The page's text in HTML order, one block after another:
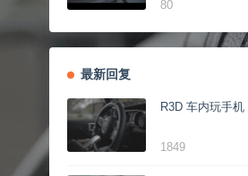
80
最新回复
R3D 车内玩手机
1849